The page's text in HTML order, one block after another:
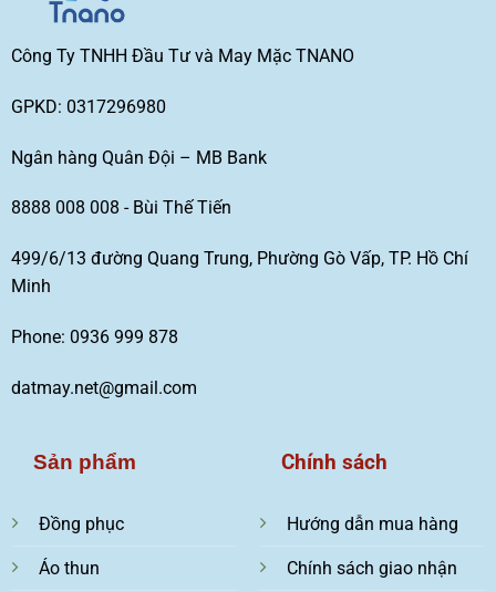
Công Ty TNHH Đầu Tư và May Mặc TNANO
GPKD: 0317296980
Ngân hàng Quân Đội – MB Bank
8888 008 008 - Bùi Thế Tiến
499/6/13 đường Quang Trung, Phường Gò Vấp, TP. Hồ Chí
Minh
Phone: 0936 999 878
datmay.net@gmail.com
Sản phẩm
Đồng phục
Áo thun
Chính sách
Hướng dẫn mua hàng
Chính sách giao nhận